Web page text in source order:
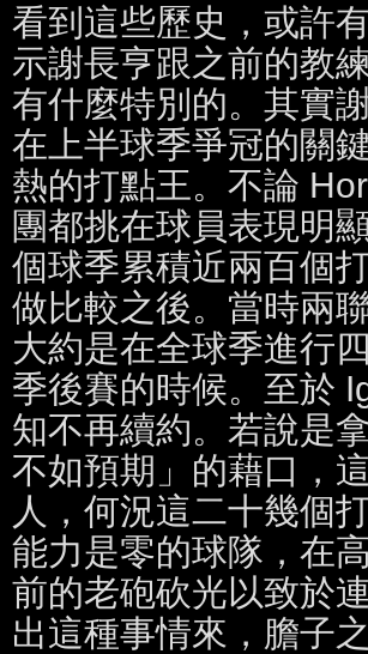
看到這些歷史，或許
示謝長亨跟之前的教
有什麼特別的。其實
在上半球季爭冠的關
熱的打點王。不論
團都挑在球員表現明
個球季累積近兩百個
做比較之後。當時兩
大約是在全球季進行
季後賽的時候。至於
知不再續約。若說是
不如預期」的藉口，
人，何況這二十幾個
能力是零的球隊，在
前的老砲砍光以致於
出這種事情來，膽子